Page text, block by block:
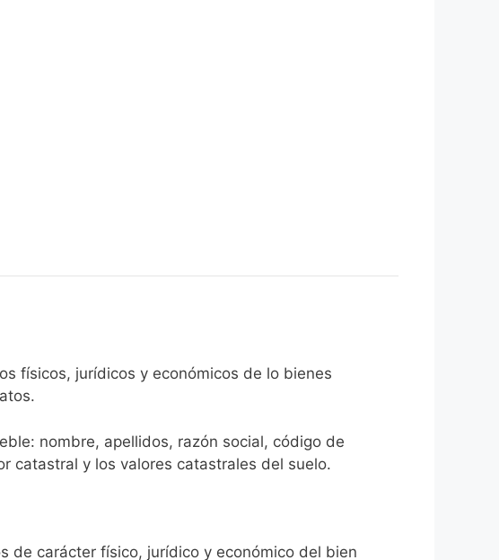
físicos, jurídicos y económicos de lo bienes
nombre, apellidos, razón social, código de
catastral y los valores catastrales del suelo.
de carácter físico, jurídico y económico del bien